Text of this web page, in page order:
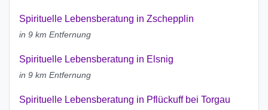
Spirituelle Lebensberatung in Zschepplin
in 9 km Entfernung
Spirituelle Lebensberatung in Elsnig
in 9 km Entfernung
Spirituelle Lebensberatung in Pflückuff bei Torgau